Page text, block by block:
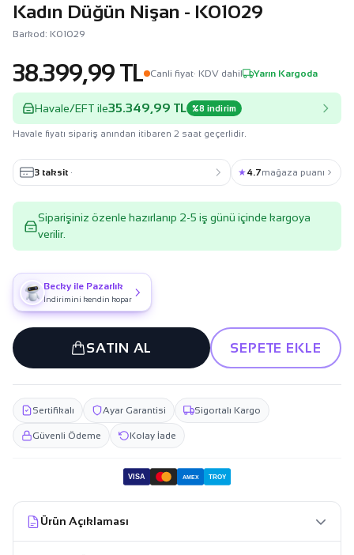
Kadın Düğün Nişan - K01029
Barkod: K01029
38.399,99 TL Canli fiyat· KDV dahil Yarın Kargoda
Havale/EFT ile35.349,99 TL %8 indirim
Havale fiyatı sipariş anından itibaren 2 saat geçerlidir.
3 taksit · ★4.7mağaza puanı
Siparişiniz özenle hazırlanıp 2-5 iş günü içinde kargoya
verilir.
Becky ile Pazarlık
İndirimini kendin kopar
SATIN AL SEPETE EKLE
Sertifikalı Ayar Garantisi Sigortalı Kargo
Güvenli Ödeme Kolay İade
VISA AMEX TROY
Ürün Açıklaması